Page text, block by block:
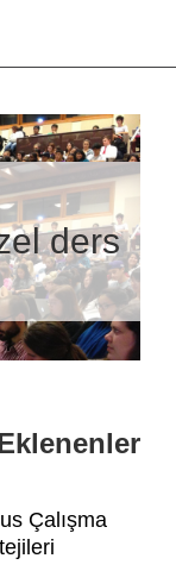
ders
Çalışma